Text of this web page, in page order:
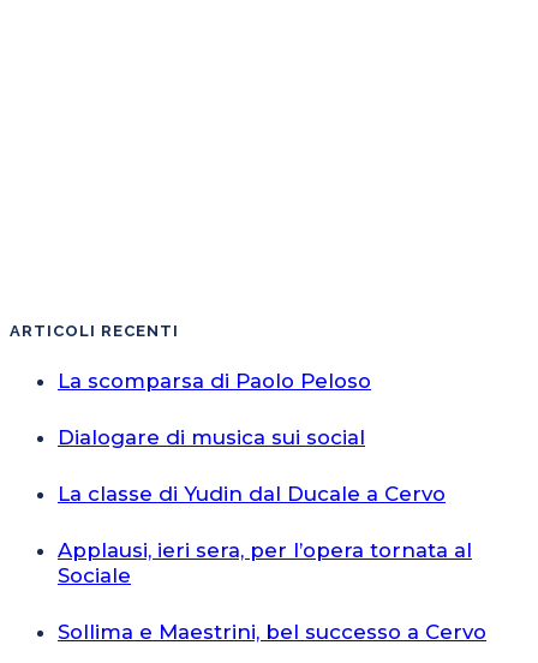
ARTICOLI RECENTI
La scomparsa di Paolo Peloso
Dialogare di musica sui social
La classe di Yudin dal Ducale a Cervo
Applausi, ieri sera, per l’opera tornata al
Sociale
Sollima e Maestrini, bel successo a Cervo